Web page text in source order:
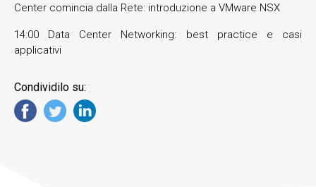
Center comincia dalla Rete: introduzione a VMware NSX
14:00 Data Center Networking: best practice e casi
applicativi
Condividilo su: